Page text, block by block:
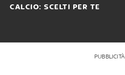
CALCIO: SCELTI PER TE
PUBBLICITÀ